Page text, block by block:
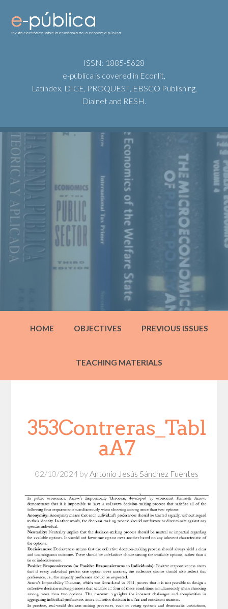
ISSN: 1885-5628
e-pública is covered in Econlit,
Latindex, DICE, PROQUEST, EBSCO Publishing,
Dialnet and RESH.
HOME OBJECTIVES PREVIOUS ISSUES
TEACHING MATERIALS
353Contreras_Tabl
aA7
02/10/2024 by Antonio Jesús Sánchez Fuentes